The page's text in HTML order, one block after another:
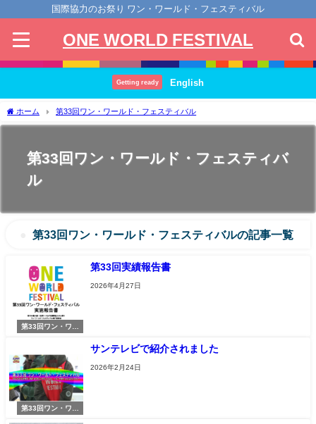
国際協力のお祭り ワン・ワールド・フェスティバル
ONE WORLD FESTIVAL
Getting ready English
ホーム 第33回ワン・ワールド・フェスティバル
第33回ワン・ワールド・フェスティバ
ル
第33回ワン・ワールド・フェスティバルの記事一覧
第33回ワン・ワー
第33回実績報告書
2026年4月27日
第33回ワン・ワー
サンテレビで紹介されました
2026年2月24日